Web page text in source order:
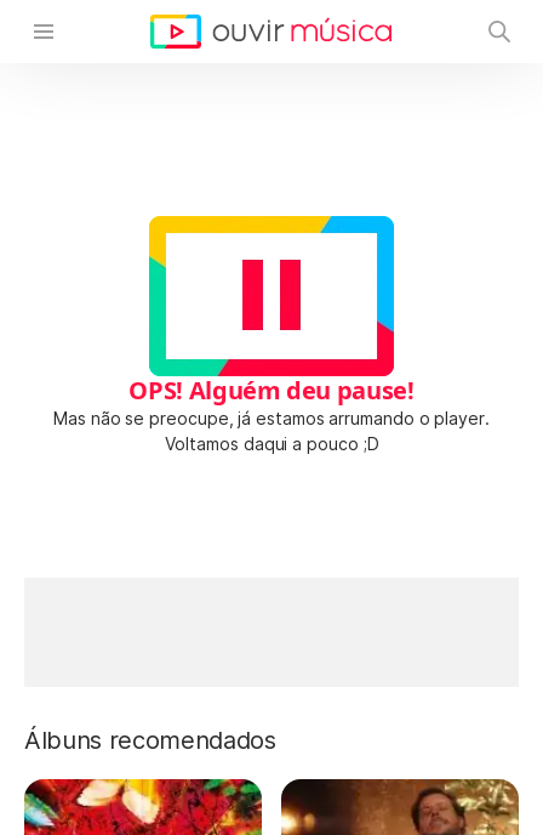
OPS! Alguém deu pause!
Mas não se preocupe, já estamos arrumando o player.
Voltamos daqui a pouco ;D
Álbuns recomendados